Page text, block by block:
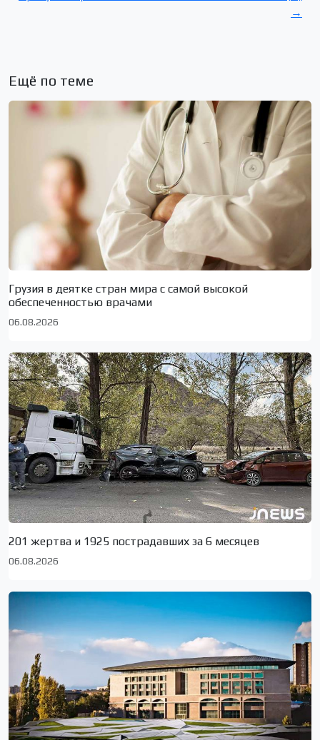
→
Ещё по теме
Грузия в деятке стран мира с самой высокой
обеспеченностью врачами
06.08.2026
201 жертва и 1925 пострадавших за 6 месяцев
06.08.2026